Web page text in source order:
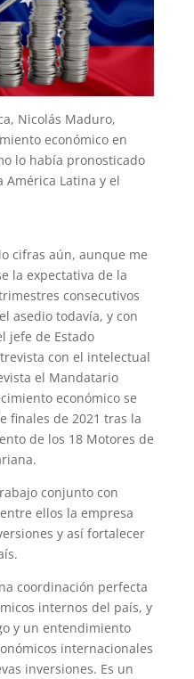
Nicolás Maduro,
económico en
lo había pronosticado
América Latina y el
cifras aún, aunque me
la expectativa de la
consecutivos
asedio todavía, y con
jefe de Estado
con el intelectual
el Mandatario
económico se
finales de 2021 tras la
de los 18 Motores de
conjunto con
ellos la empresa
y así fortalecer
coordinación perfecta
internos del país, y
y un entendimiento
internacionales
inversiones. Es un